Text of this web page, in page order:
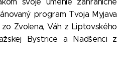
program Tvoja Myjava
Zvolena, Váh z Liptovského
Bystrice a Nadšenci z